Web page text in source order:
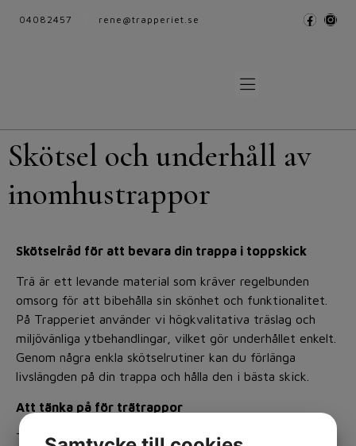
04082457 rene@trapperiet.se
Skötsel och underhåll av
inomhustrappor
Skötselråd för att bevara din trappa i toppskick
Trä är ett levande material som kräver regelbunden
omsorg för att bibehålla sin skönhet och funktionalitet.
På Trapperiet använder vi högkvalitativa träslag och
miljövänliga ytbehandlingar, vilket gör underhållet enkelt.
Genom några enkla skötselrutiner kan du förlänga
livslängden på din trappa och hålla den i bästa skick.
Att tänka på för trätrappor
Trä reagerar på temperatur- och